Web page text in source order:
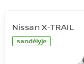
sandėlyje
Nissan X-TRAIL